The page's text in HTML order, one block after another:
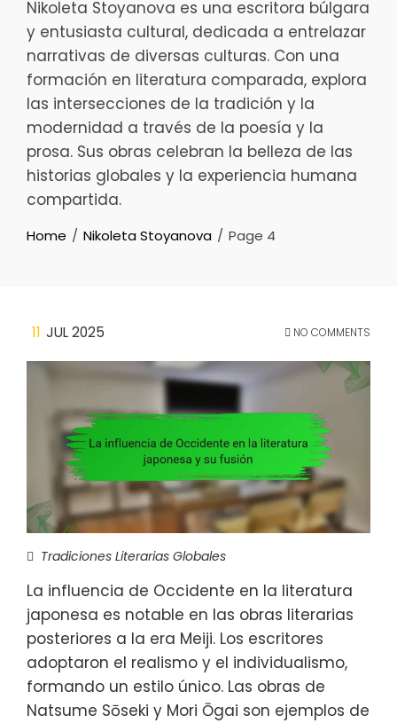
Nikoleta Stoyanova es una escritora búlgara
y entusiasta cultural, dedicada a entrelazar
narrativas de diversas culturas. Con una
formación en literatura comparada, explora
las intersecciones de la tradición y la
modernidad a través de la poesía y la
prosa. Sus obras celebran la belleza de las
historias globales y la experiencia humana
compartida.
Home Nikoleta Stoyanova Page 4
11 JUL 2025 NO COMMENTS
Tradiciones Literarias Globales
La influencia de Occidente en la literatura
japonesa es notable en las obras literarias
posteriores a la era Meiji. Los escritores
adoptaron el realismo y el individualismo,
formando un estilo único. Las obras de
Natsume Sōseki y Mori Ōgai son ejemplos de